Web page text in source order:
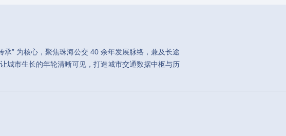
” 为核心，聚焦珠海公交 40 余年发展脉络，兼及长途
城市生长的年轮清晰可见，打造城市交通数据中枢与历